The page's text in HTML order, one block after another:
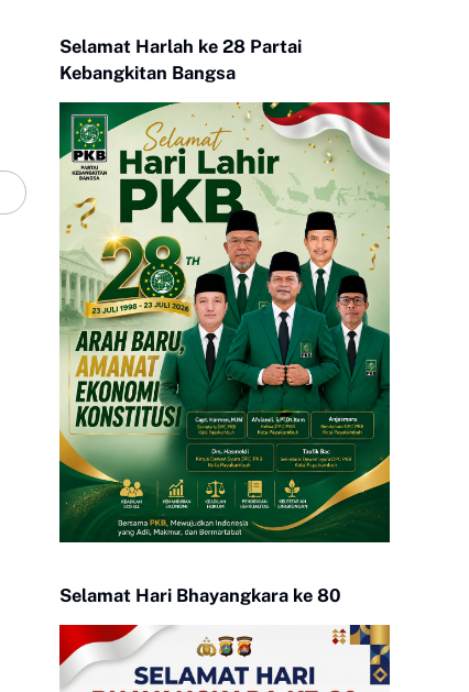
Selamat Harlah ke 28 Partai
Kebangkitan Bangsa
Selamat Hari Bhayangkara ke 80